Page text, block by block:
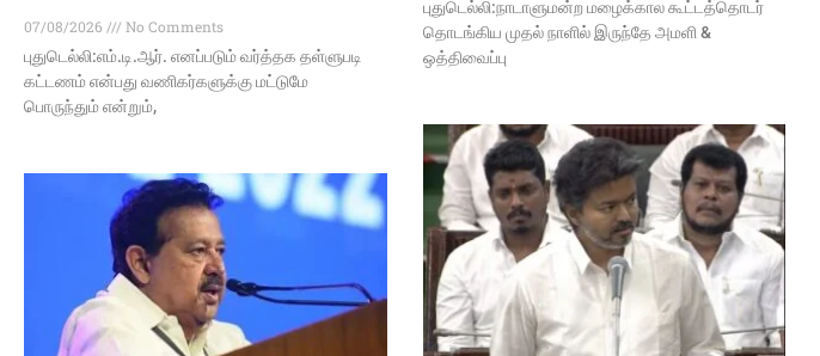
07/08/2026
No Comments
புதுடெல்லி:எம்.டி.ஆர். எனப்படும் வர்த்தக தள்ளுபடி
கட்டணம் என்பது வணிகர்களுக்கு மட்டுமே
பொருந்தும் என்றும்,
புதுடெல்லி:நாடாளுமன்ற மழைக்கால கூட்டத்தொடர்
தொடங்கிய முதல் நாளில் இருந்தே அமளி &
ஒத்திவைப்பு